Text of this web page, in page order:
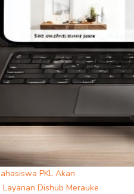
PKL Akan
Dishub Merauke